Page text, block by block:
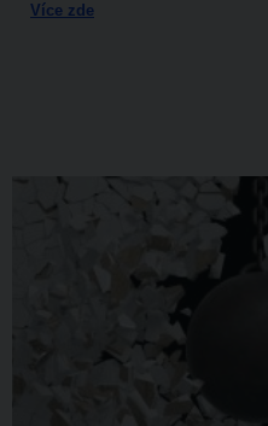
Více zde